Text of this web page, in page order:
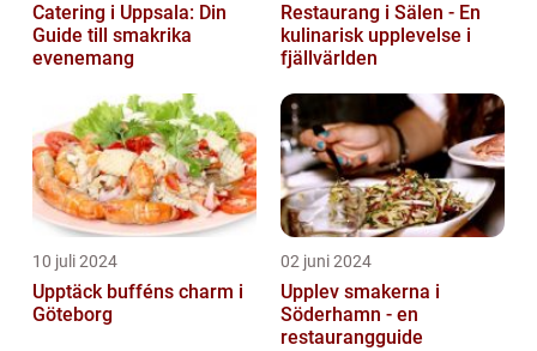
Catering i Uppsala: Din
Guide till smakrika
evenemang
Restaurang i Sälen - En
kulinarisk upplevelse i
fjällvärlden
10 juli 2024
Upptäck bufféns charm i
Göteborg
02 juni 2024
Upplev smakerna i
Söderhamn - en
restaurangguide